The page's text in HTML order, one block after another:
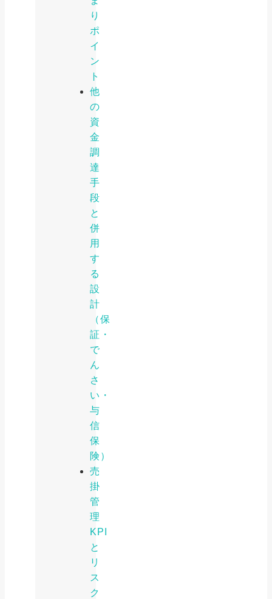
り
ポ
イ
ン
ト
他
の
資
金
調
達
手
段
と
併
用
す
る
設
計
（保
証・
で
ん
さ
い・
与
信
保
険）
売
掛
管
理
KPI
と
リ
ス
ク